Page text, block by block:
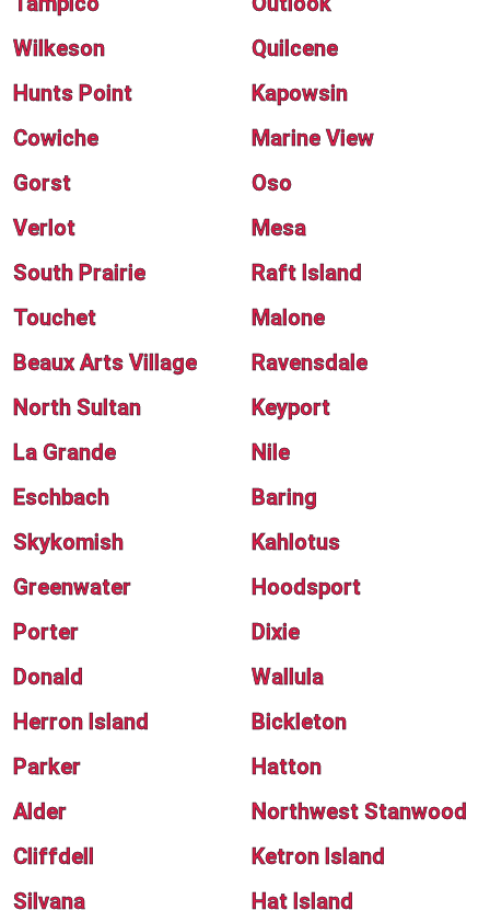
Wilkeson
Quilcene
Hunts Point
Kapowsin
Cowiche
Marine View
Gorst
Oso
Verlot
Mesa
South Prairie
Raft Island
Touchet
Malone
Beaux Arts Village
Ravensdale
North Sultan
Keyport
La Grande
Nile
Eschbach
Baring
Skykomish
Kahlotus
Greenwater
Hoodsport
Porter
Dixie
Donald
Wallula
Herron Island
Bickleton
Parker
Hatton
Alder
Northwest Stanwood
Cliffdell
Ketron Island
Silvana
Hat Island